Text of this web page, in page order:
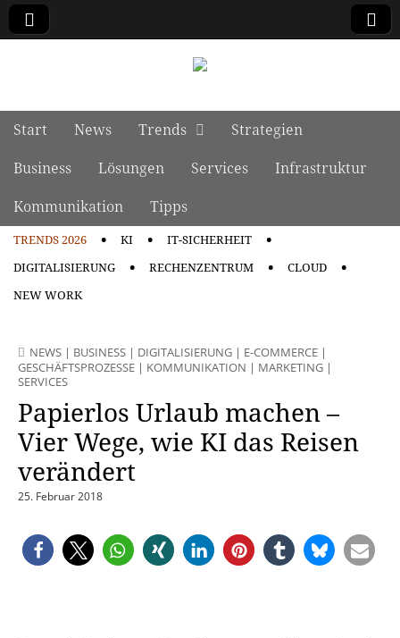
Main menu
Skip to content
Start News Trends
Strategien
Business
Lösungen Services
Infrastruktur
Kommunikation
Tipps
TRENDS 2026 KI
IT-SICHERHEIT
DIGITALISIERUNG
RECHENZENTRUM
CLOUD
NEW WORK
NEWS | BUSINESS | DIGITALISIERUNG | E-COMMERCE |
GESCHÄFTSPROZESSE | KOMMUNIKATION | MARKETING |
SERVICES
Papierlos Urlaub machen –
Vier Wege, wie KI das Reisen
verändert
25. Februar 2018